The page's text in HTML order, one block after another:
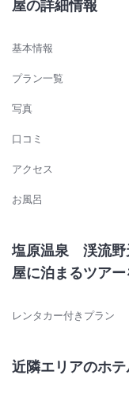
屋の詳細情報
基本情報
プラン一覧
写真
口コミ
アクセス
お風呂
塩原温泉 渓流野
屋に泊まるツア
レンタカー付きプラン
近隣エリアのホ